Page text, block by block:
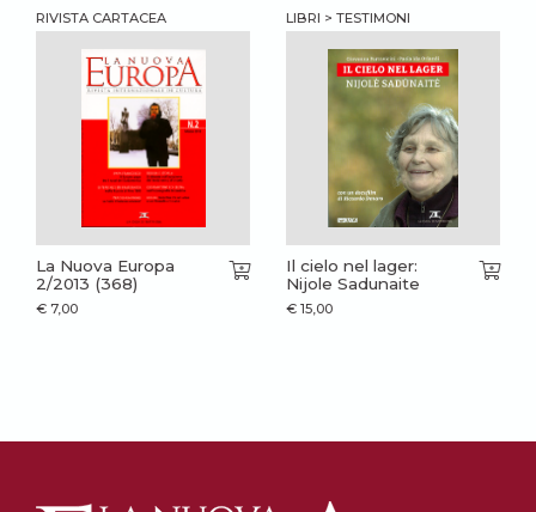
RIVISTA CARTACEA
La Nuova Europa
2/2013 (368)
€ 7,00
LIBRI > TESTIMONI
Il cielo nel lager:
Nijole Sadunaite
€ 15,00